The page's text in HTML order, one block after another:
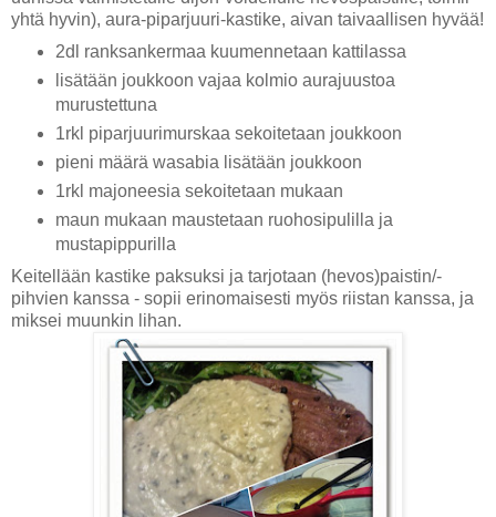
yhtä hyvin), aura-piparjuuri-kastike, aivan taivaallisen hyvää!
2dl ranksankermaa kuumennetaan kattilassa
lisätään joukkoon vajaa kolmio aurajuustoa
murustettuna
1rkl piparjuurimurskaa sekoitetaan joukkoon
pieni määrä wasabia lisätään joukkoon
1rkl majoneesia sekoitetaan mukaan
maun mukaan maustetaan ruohosipulilla ja
mustapippurilla
Keitellään kastike paksuksi ja tarjotaan (hevos)paistin/-
pihvien kanssa - sopii erinomaisesti myös riistan kanssa, ja
miksei muunkin lihan.